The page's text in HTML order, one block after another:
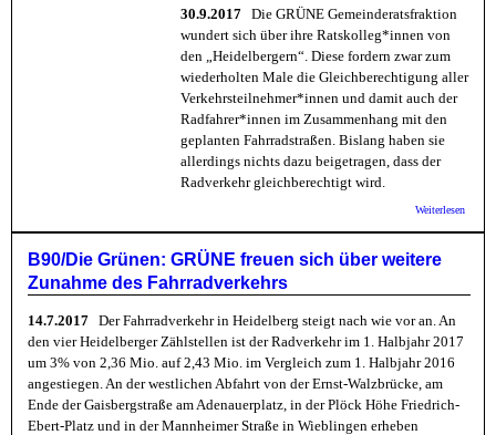
30.9.2017 Die GRÜNE Gemeinderatsfraktion
wundert sich über ihre Ratskolleg*innen von
den „Heidelbergern“. Diese fordern zwar zum
wiederholten Male die Gleichberechtigung aller
Verkehrsteilnehmer*innen und damit auch der
Radfahrer*innen im Zusammenhang mit den
geplanten Fahrradstraßen. Bislang haben sie
allerdings nichts dazu beigetragen, dass der
Radverkehr gleichberechtigt wird.
Weiterlesen
B90/Die Grünen: GRÜNE freuen sich über weitere
Zunahme des Fahrradverkehrs
14.7.2017 Der Fahrradverkehr in Heidelberg steigt nach wie vor an. An
den vier Heidelberger Zählstellen ist der Radverkehr im 1. Halbjahr 2017
um 3% von 2,36 Mio. auf 2,43 Mio. im Vergleich zum 1. Halbjahr 2016
angestiegen. An der westlichen Abfahrt von der Ernst-Walzbrücke, am
Ende der Gaisbergstraße am Adenauerplatz, in der Plöck Höhe Friedrich-
Ebert-Platz und in der Mannheimer Straße in Wieblingen erheben